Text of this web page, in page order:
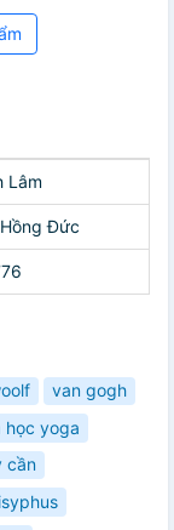
Lâm
Đức
van gogh
học yoga
cần